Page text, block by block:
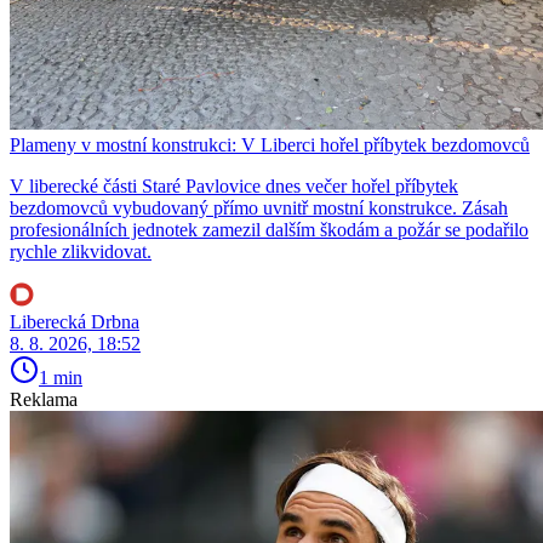
Plameny v mostní konstrukci: V Liberci hořel příbytek bezdomovců
V liberecké části Staré Pavlovice dnes večer hořel příbytek
bezdomovců vybudovaný přímo uvnitř mostní konstrukce. Zásah
profesionálních jednotek zamezil dalším škodám a požár se podařilo
rychle zlikvidovat.
Liberecká Drbna
8. 8. 2026, 18:52
1 min
Reklama